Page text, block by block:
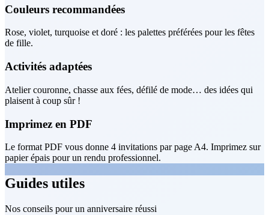
Couleurs recommandées
Rose, violet, turquoise et doré : les palettes préférées pour les fêtes
de fille.
Activités adaptées
Atelier couronne, chasse aux fées, défilé de mode… des idées qui
plaisent à coup sûr !
Imprimez en PDF
Le format PDF vous donne 4 invitations par page A4. Imprimez sur
papier épais pour un rendu professionnel.
Guides utiles
Nos conseils pour un anniversaire réussi